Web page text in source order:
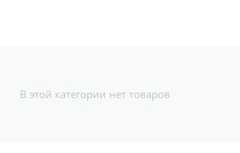
В этой категории нет товаров